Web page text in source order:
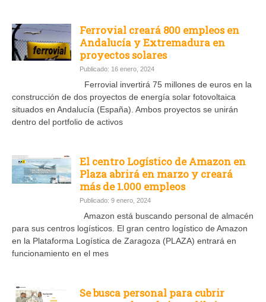
Ferrovial creará 800 empleos en
Andalucía y Extremadura en
proyectos solares
Publicado: 16 enero, 2024
Ferrovial invertirá 75 millones de euros en la
construcción de dos proyectos de energía solar fotovoltaica
situados en Andalucía (España). Ambos proyectos se unirán
dentro del portfolio de activos
El centro Logístico de Amazon en
Plaza abrirá en marzo y creará
más de 1.000 empleos
Publicado: 9 enero, 2024
Amazon está buscando personal de almacén
para sus centros logísticos. El gran centro logístico de Amazon
en la Plataforma Logística de Zaragoza (PLAZA) entrará en
funcionamiento en el mes
Se busca personal para cubrir